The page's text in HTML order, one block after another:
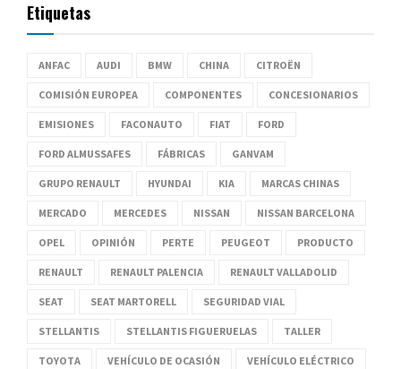
Etiquetas
ANFAC AUDI BMW CHINA CITROËN
COMISIÓN EUROPEA COMPONENTES CONCESIONARIOS
EMISIONES FACONAUTO FIAT FORD
FORD ALMUSSAFES FÁBRICAS GANVAM
GRUPO RENAULT HYUNDAI KIA MARCAS CHINAS
MERCADO MERCEDES NISSAN NISSAN BARCELONA
OPEL OPINIÓN PERTE PEUGEOT PRODUCTO
RENAULT RENAULT PALENCIA RENAULT VALLADOLID
SEAT SEAT MARTORELL SEGURIDAD VIAL
STELLANTIS STELLANTIS FIGUERUELAS TALLER
TOYOTA VEHÍCULO DE OCASIÓN VEHÍCULO ELÉCTRICO